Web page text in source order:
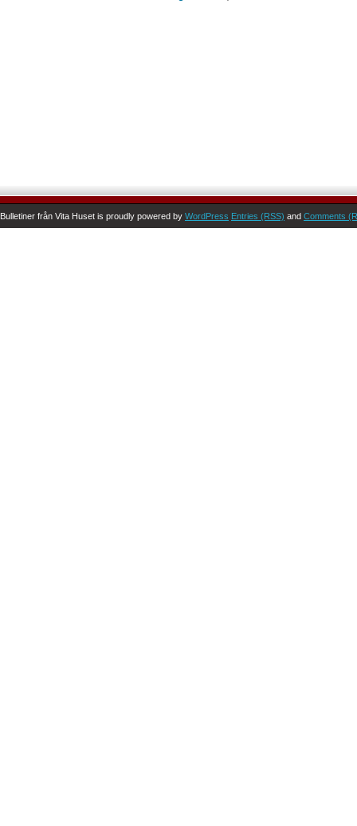
Bulletiner från Vita Huset is proudly powered by WordPress Entries (RSS) and Comments